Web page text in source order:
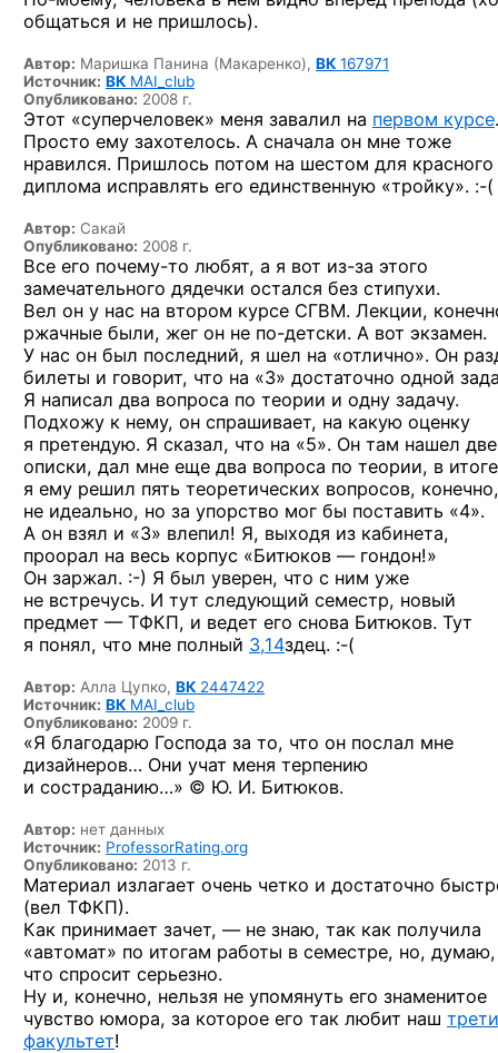
общаться и не пришлось).
Автор: Маришка Панина (Макаренко), ВК 167971
Источник: ВК MAI_club
Опубликовано: 2008 г.
Этот «суперчеловек» меня завалил на первом курсе
Просто ему захотелось. А сначала он мне тоже
нравился. Пришлось потом на шестом для красного
диплома исправлять его единственную «тройку». :-(
Автор: Сакай
Опубликовано: 2008 г.
Все его почему-то любят, а я вот из-за этого
замечательного дядечки остался без стипухи.
Вел он у нас на втором курсе СГВМ. Лекции,
ржачные были, жег он не по-детски. А вот экзамен.
У нас он был последний, я шел на «отлично». Он
билеты и говорит, что на «3» достаточно одной
Я написал два вопроса по теории и одну задачу.
Подхожу к нему, он спрашивает, на какую оценку
я претендую. Я сказал, что на «5». Он там нашел две
описки, дал мне еще два вопроса по теории, в итоге
я ему решил пять теоретических вопросов, конечно,
не идеально, но за упорство мог бы поставить «4».
А он взял и «3» влепил! Я, выходя из кабинета,
проорал на весь корпус «Битюков — гондон!»
Он заржал. :-) Я был уверен, что с ним уже
не встречусь. И тут следующий семестр, новый
предмет — ТФКП, и ведет его снова Битюков. Тут
я понял, что мне полный 3,14здец. :-(
Автор: Алла Цупко, ВК 2447422
Источник: ВК MAI_club
Опубликовано: 2009 г.
«Я благодарю Господа за то, что он послал мне
дизайнеров… Они учат меня терпению
и состраданию…» © Ю. И. Битюков.
Автор: нет данных
Источник: ProfessorRating.org
Опубликовано: 2013 г.
Материал излагает очень четко и достаточно
(вел ТФКП).
Как принимает зачет, — не знаю, так как получила
«автомат» по итогам работы в семестре, но, думаю,
что спросит серьезно.
Ну и, конечно, нельзя не упомянуть его знаменитое
чувство юмора, за которое его так любит наш
факультет!